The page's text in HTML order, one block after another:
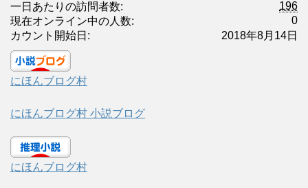
196
一日あたりの訪問者数:
0
現在オンライン中の人数:
2018年8月14日
カウント開始日:
にほんブログ村
にほんブログ村 小説ブログ
にほんブログ村